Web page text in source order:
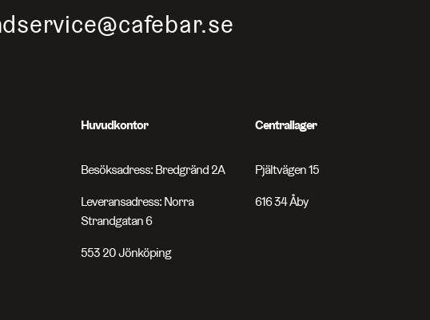
Huvudkontor
Besöksadress: Bredgränd 2A
Leveransadress: Norra
Strandgatan 6
553 20 Jönköping
Centrallager
Pjältvägen 15
616 34 Åby